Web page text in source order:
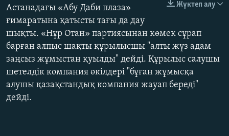
Жүктеп алу
Астанадағы «Абу Даби плаза»
ғимаратына қатысты тағы да дау
шықты. «Нұр Отан» партиясынан көмек сұрап
барған алпыс шақты құрылысшы "алты жүз адам
заңсыз жұмыстан қуылды" дейді. Құрылыс салушы
шетелдік компания өкілдері "бұған жұмысқа
алушы қазақстандық компания жауап береді"
дейді.